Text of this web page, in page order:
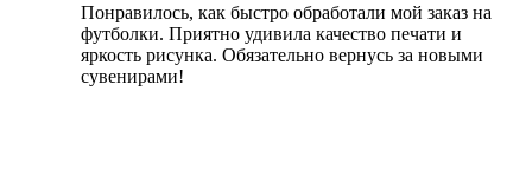
Понравилось, как быстро обработали мой заказ на
футболки. Приятно удивила качество печати и
яркость рисунка. Обязательно вернусь за новыми
сувенирами!